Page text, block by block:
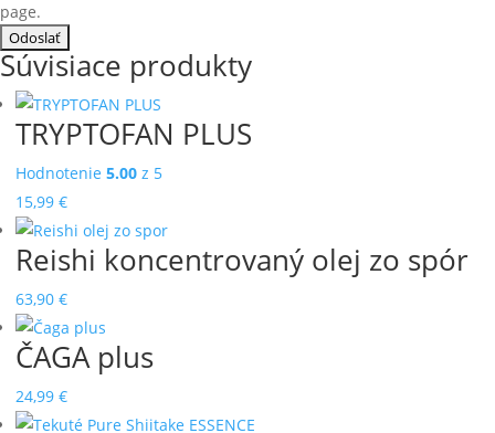
page.
Súvisiace produkty
TRYPTOFAN PLUS
Hodnotenie 5.00 z 5
15,99 €
Reishi koncentrovaný olej zo spór
63,90 €
ČAGA plus
24,99 €